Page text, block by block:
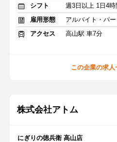
シフト
週3日以上 1日4
雇用形態
アルバイト・パー
アクセス
高山駅 車7分
この企業の求人
株式会社アトム
にぎりの徳兵衛 高山店